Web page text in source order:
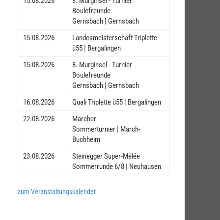
Boulefreunde
Gernsbach | Gernsbach
15.08.2026
Landesmeisterschaft Triplette
ü55 | Bergalingen
15.08.2026
8. Murginsel - Turnier
Boulefreunde
Gernsbach | Gernsbach
16.08.2026
Quali Triplette ü55 | Bergalingen
22.08.2026
Marcher
Sommerturnier | March-
Buchheim
23.08.2026
Steinegger Super-Mêlée
Sommerrunde 6/8 | Neuhausen
zum Veranstaltungskalender